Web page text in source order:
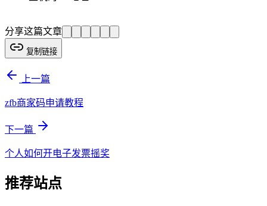
分享这篇文章
复制链接
上一篇
zfb商家码申请教程
下一篇
个人如何开电子发票摇奖
推荐站点